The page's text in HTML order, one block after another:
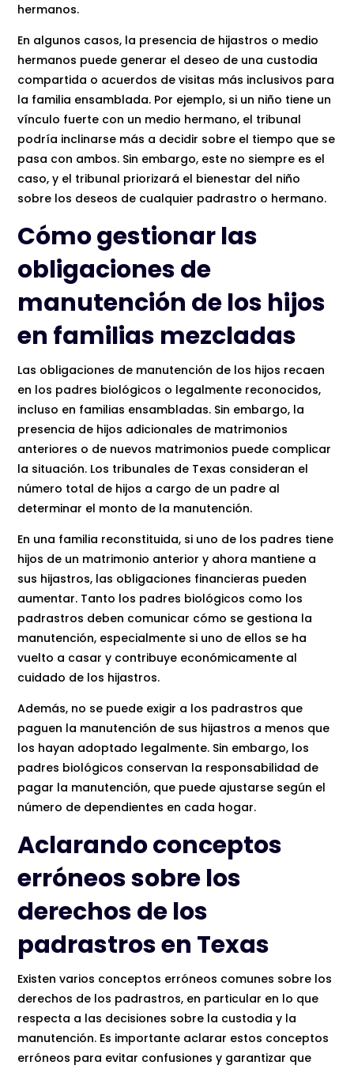
hermanos.
En algunos casos, la presencia de hijastros o medio
hermanos puede generar el deseo de una custodia
compartida o acuerdos de visitas más inclusivos para
la familia ensamblada. Por ejemplo, si un niño tiene un
vínculo fuerte con un medio hermano, el tribunal
podría inclinarse más a decidir sobre el tiempo que se
pasa con ambos. Sin embargo, este no siempre es el
caso, y el tribunal priorizará el bienestar del niño
sobre los deseos de cualquier padrastro o hermano.
Cómo gestionar las
obligaciones de
manutención de los hijos
en familias mezcladas
Las obligaciones de manutención de los hijos recaen
en los padres biológicos o legalmente reconocidos,
incluso en familias ensambladas. Sin embargo, la
presencia de hijos adicionales de matrimonios
anteriores o de nuevos matrimonios puede complicar
la situación. Los tribunales de Texas consideran el
número total de hijos a cargo de un padre al
determinar el monto de la manutención.
En una familia reconstituida, si uno de los padres tiene
hijos de un matrimonio anterior y ahora mantiene a
sus hijastros, las obligaciones financieras pueden
aumentar. Tanto los padres biológicos como los
padrastros deben comunicar cómo se gestiona la
manutención, especialmente si uno de ellos se ha
vuelto a casar y contribuye económicamente al
cuidado de los hijastros.
Además, no se puede exigir a los padrastros que
paguen la manutención de sus hijastros a menos que
los hayan adoptado legalmente. Sin embargo, los
padres biológicos conservan la responsabilidad de
pagar la manutención, que puede ajustarse según el
número de dependientes en cada hogar.
Aclarando conceptos
erróneos sobre los
derechos de los
padrastros en Texas
Existen varios conceptos erróneos comunes sobre los
derechos de los padrastros, en particular en lo que
respecta a las decisiones sobre la custodia y la
manutención. Es importante aclarar estos conceptos
erróneos para evitar confusiones y garantizar que